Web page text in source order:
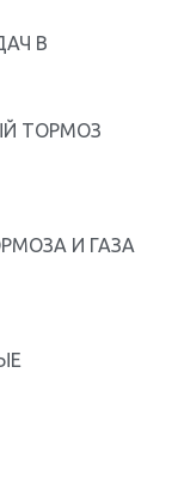
В
ТОРМОЗ
И ГАЗА